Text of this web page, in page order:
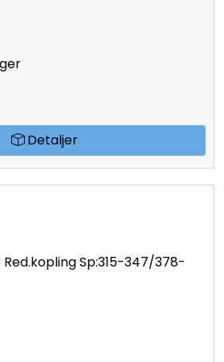
Detaljer
Sp:315-347/378-